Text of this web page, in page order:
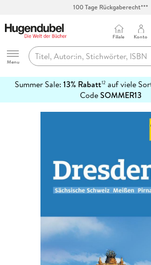
100 Tage Rückgaberecht***
Hugendubel
Menu
Filiale Konto
Summer Sale: 13% Rabatt12auf viele
CodeSOMMER13
erfahren